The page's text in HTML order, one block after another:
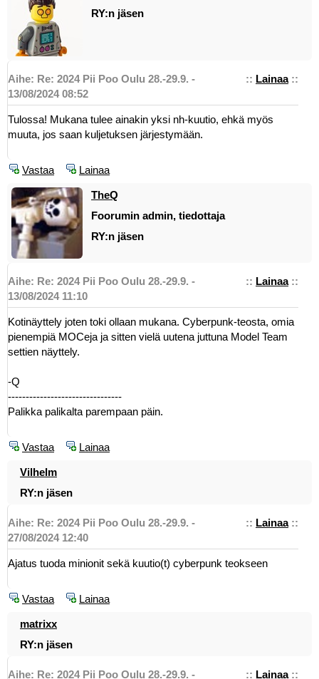
RY:n jäsen
:: Lainaa::
Aihe: Re: 2024 Pii Poo Oulu 28.-29.9. -
13/08/2024 08:52
Tulossa! Mukana tulee ainakin yksi nh-kuutio, ehkä myös
muuta, jos saan kuljetuksen järjestymään.
Vastaa Lainaa
TheQ
Foorumin admin, tiedottaja
RY:n jäsen
:: Lainaa::
Aihe: Re: 2024 Pii Poo Oulu 28.-29.9. -
13/08/2024 11:10
Kotinäyttely joten toki ollaan mukana. Cyberpunk-teosta, omia
pienempiä MOCeja ja sitten vielä uutena juttuna Model Team
settien näyttely.
-Q
--------------------------------
Palikka palikalta parempaan päin.
Vastaa Lainaa
Vilhelm
RY:n jäsen
:: Lainaa::
Aihe: Re: 2024 Pii Poo Oulu 28.-29.9. -
27/08/2024 12:40
Ajatus tuoda minionit sekä kuutio(t) cyberpunk teokseen
Vastaa Lainaa
matrixx
RY:n jäsen
:: Lainaa::
Aihe: Re: 2024 Pii Poo Oulu 28.-29.9. -